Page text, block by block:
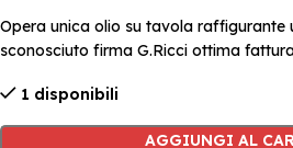
Opera unica olio su tavola raffigurante
sconosciuto firma G.Ricci ottima
1 disponibili
AGGIUNGI AL